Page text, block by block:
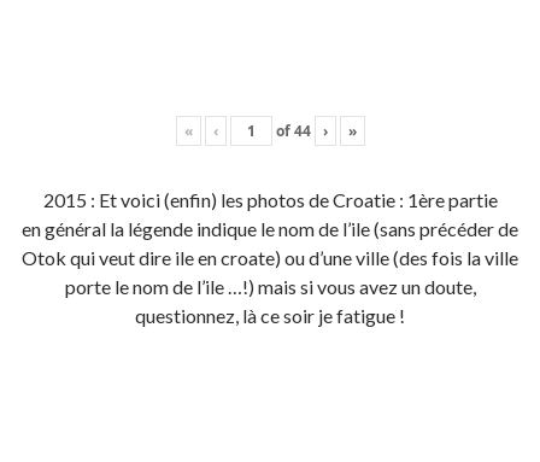
« ‹ of44 › »
2015 : Et voici (enfin) les photos de Croatie : 1ère partie
en général la légende indique le nom de l’ile (sans précéder de
Otok qui veut dire ile en croate) ou d’une ville (des fois la ville
porte le nom de l’ile …!) mais si vous avez un doute,
questionnez, là ce soir je fatigue !